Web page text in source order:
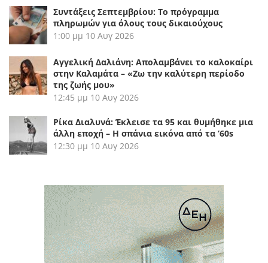
Συντάξεις Σεπτεμβρίου: Το πρόγραμμα
πληρωμών για όλους τους δικαιούχους
1:00 μμ 10 Αυγ 2026
Αγγελική Δαλιάνη: Απολαμβάνει το καλοκαίρι
στην Καλαμάτα – «Ζω την καλύτερη περίοδο
της ζωής μου»
12:45 μμ 10 Αυγ 2026
Ρίκα Διαλυνά: Έκλεισε τα 95 και θυμήθηκε μια
άλλη εποχή – Η σπάνια εικόνα από τα ’60s
12:30 μμ 10 Αυγ 2026